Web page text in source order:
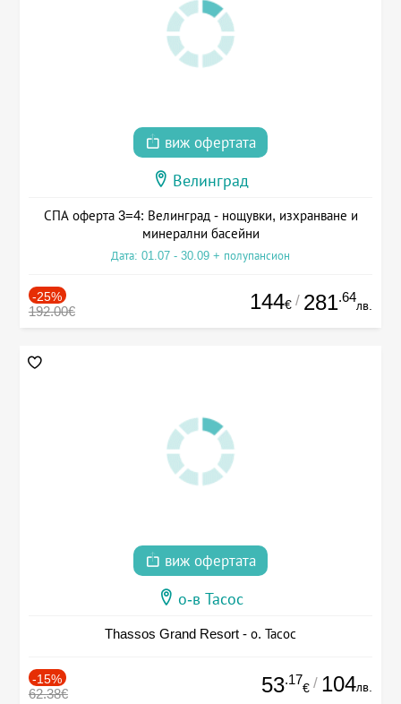
виж офертата
Велинград
СПА оферта 3=4: Велинград - нощувки, изхранване и
минерални басейни
Дата: 01.07 - 30.09 + полупансион
-25%
192.00€ 144€ / 281.64
лв.
виж офертата
о-в Тасос
Thassos Grand Resort - о. Тасос
-15%
62.38€ 53.17
€ / 104лв.